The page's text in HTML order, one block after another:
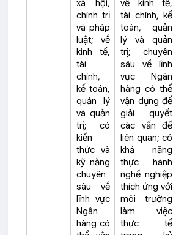
xã hội,
chính trị
và pháp
luật; về
kinh tế,
tài
chính,
kế toán,
quản lý
và quản
trị; có
kiến
thức và
kỹ năng
chuyên
sâu về
lĩnh vực
Ngân
hàng có
về kinh tế,
tài chính, kế
toán, quản
lý và quản
trị; chuyên
sâu về lĩnh
vực Ngân
hàng có thể
vận dụng để
giải quyết
các vấn đề
liên quan; có
khả năng
thực hành
nghề nghiệp
thích ứng với
môi trường
làm việc
thực tế